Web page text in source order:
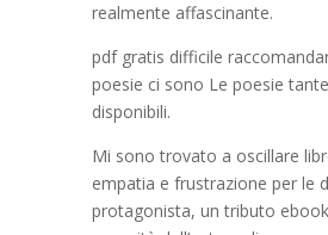
realmente affascinante.
pdf gratis difficile
poesie ci sono Le poesie
disponibili.
Mi sono trovato a oscillare
empatia e frustrazione per le
protagonista, un tributo